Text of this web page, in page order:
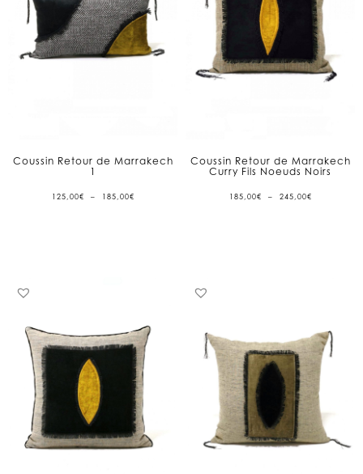
Coussin Retour de Marrakech
1
125,00€ – 185,00€PLAGE
DE
Coussin Retour de Marrakech
Curry Fils Noeuds Noirs
185,00€ – 245,00€PLAGE
DE